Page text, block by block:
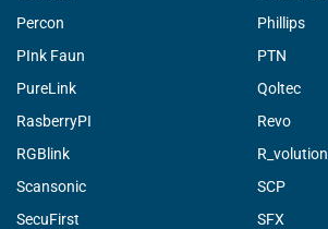
Percon
Phillips
PInk Faun
PTN
PureLink
Qoltec
RasberryPI
Revo
RGBlink
R_volution
Scansonic
SCP
SecuFirst
SFX